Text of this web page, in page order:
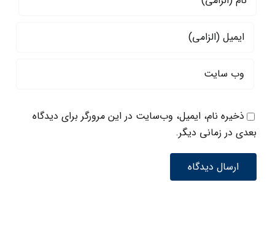
ذخیره نام، ایمیل، وب‌سایت در این مرورگر برای دیدگاه
بعدی در زمانی دیگر.